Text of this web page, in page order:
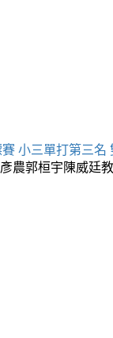
小三單打第三名
農郭桓宇陳威廷